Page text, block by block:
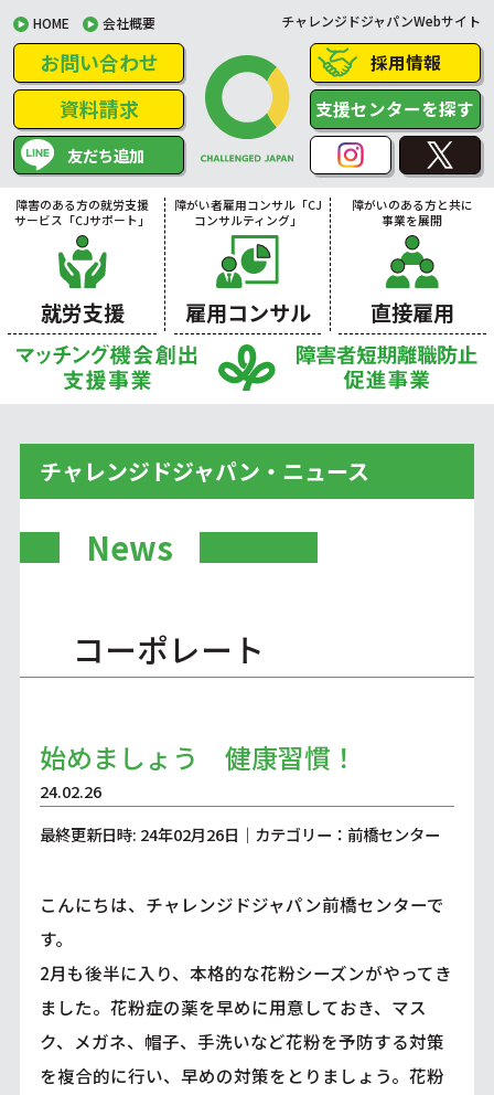
HOME 会社概要 チャレンジドジャパンWebサイト
お問い合わせ
資料請求
友だち追加
採用情報
支援センターを探す
障害のある方の就労支援
サービス「CJサポート」
就労支援
障がい者雇用コンサル「CJ
コンサルティング」
雇用コンサル
障がいのある方と共に
事業を展開
直接雇用
チャレンジドジャパン・ニュース
News
コーポレート
始めましょう 健康習慣！
24.02.26
最終更新日時: 24年02月26日｜カテゴリー：前橋センター
こんにちは、チャレンジドジャパン前橋センターで
す。
2月も後半に入り、本格的な花粉シーズンがやってき
ました。花粉症の薬を早めに用意しておき、マス
ク、メガネ、帽子、手洗いなど花粉を予防する対策
を複合的に行い、早めの対策をとりましょう。花粉